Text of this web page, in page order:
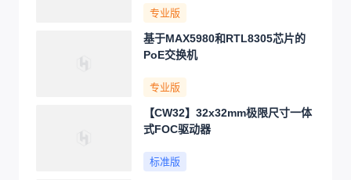
专业版
基于MAX5980和RTL8305芯片的
PoE交换机
专业版
【CW32】32x32mm极限尺寸一体
式FOC驱动器
标准版